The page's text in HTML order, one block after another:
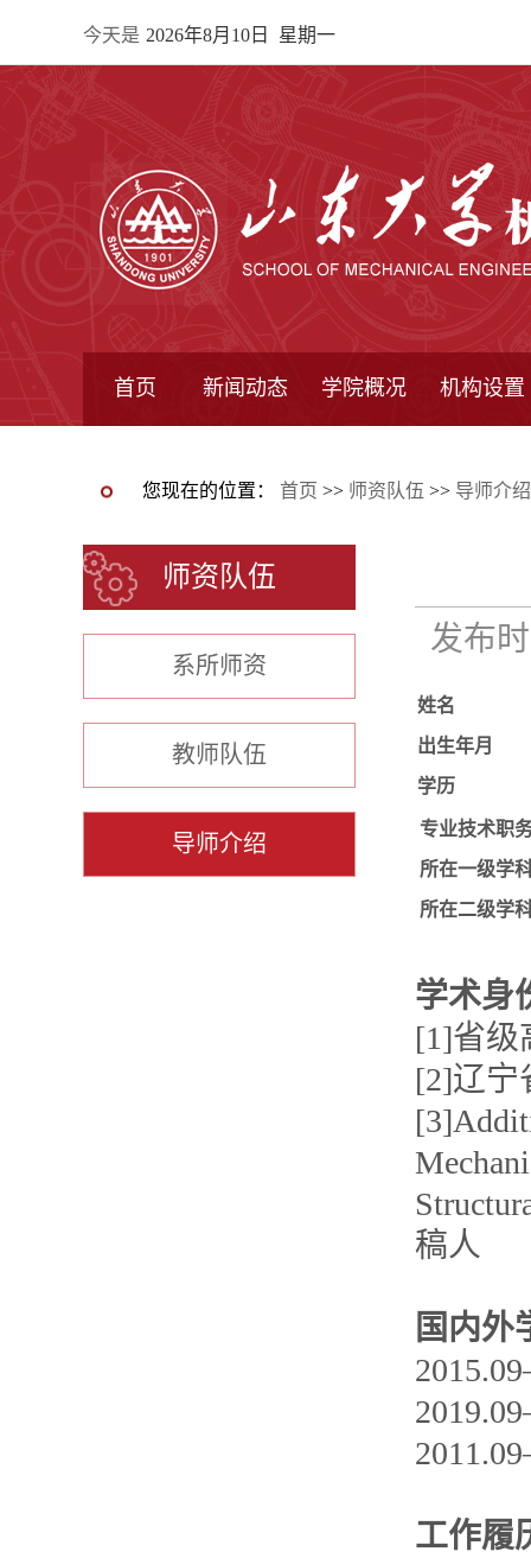
今天是 2026年8月10日 星期一
首页 新闻动态 学院概况 机构设置
您现在的位置： 首页 >> 师资队伍 >> 导师介绍
师资队伍
系所师资
教师队伍
导师介绍
发布
姓名
出生年月
学历
专业技术职
所在一级学
所在二级学
学术身
[1]省级
[2]辽宁
稿人
国内外
工作履